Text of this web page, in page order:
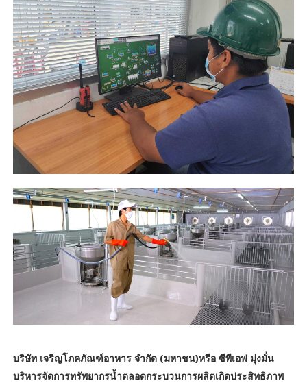
บริษัท เจริญโภคภัณฑ์อาหาร จำกัด (มหาชน)หรือ ซีพีเอฟ มุ่งมั่น
บริหารจัดการทรัพยากรน้ำตลอดกระบวนการผลิตเกิดประสิทธิภาพ